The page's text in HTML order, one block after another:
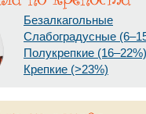
Безалкагольные
Слабоградусные
Полукрепкие (16–22%)
Крепкие (>23%)